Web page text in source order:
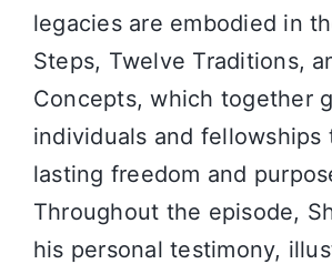
legacies are embodied in
Steps, Twelve Traditions,
Concepts, which together
individuals and fellowships
lasting freedom and
Throughout the episode,
his personal testimony,